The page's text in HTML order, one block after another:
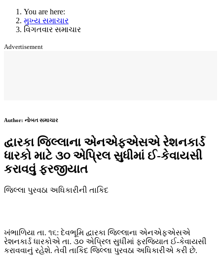
You are here:
મુખ્ય સમાચાર
વિગતવાર સમાચાર
Advertisement
Author: નોબત સમાચાર
દ્વારકા જિલ્લાના એનએફએસએ રેશનકાર્ડ
ધારકો માટે ૩૦ એપ્રિલ સુધીમાં ઈ-કેવાયસી
કરાવવું ફરજીયાત
જિલ્લા પુરવઠા અધિકારીની તાકિદ
ખંભાળિયા તા. ૧૬: દેવભૂમિ દ્વારકા જિલ્લાના એનએફએસએ
રેશનકાર્ડ ધારકોએ તા. ૩૦ એપ્રિલ સુધીમાં ફરજિયાત ઈ-કેવાયસી
કરાવવાનું રહેશે. તેવી તાકિદ જિલ્લા પુરવઠા અધિકારીએ કરી છે.